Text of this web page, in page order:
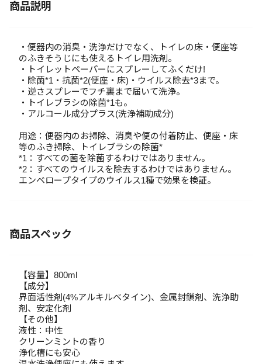
商品説明
・便器内の消臭・洗浄だけでなく、トイレの床・便座等
のふきそうじにも使えるトイレ用洗剤。
・トイレットペーパーにスプレーしてふくだけ!
・除菌*1・抗菌*2(便座・床)・ウイルス除去*3まで。
・逆さスプレーでフチ裏まで届いて洗浄。
・トイレブラシの除菌*1も。
・アルコール成分プラス(洗浄補助成分)
用途：便器内のお掃除、消臭や便の付着防止、便座・床
等のふき掃除、トイレブラシの除菌*
*1：すべての菌を除菌するわけではありません。
*2：すべてのウイルスを除去するわけではありません。
エンベロープタイプのウイルス1種で効果を検証。
商品スペック
【容量】800ml
【成分】
界面活性剤(4%アルキルベタイン)、金属封鎖剤、洗浄助
剤、安定化剤
【その他】
液性：中性
クリーンミントの香り
浄化槽にも安心